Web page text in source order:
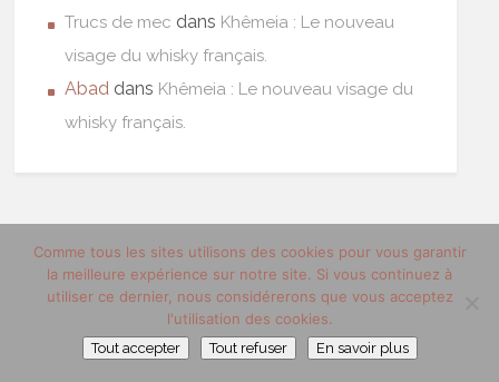
Trucs de mec dans Khêmeia : Le nouveau
visage du whisky français.
Abad dans Khêmeia : Le nouveau visage du
whisky français.
Comme tous les sites utilisons des cookies pour vous garantir
la meilleure expérience sur notre site. Si vous continuez à
utiliser ce dernier, nous considérerons que vous acceptez
l'utilisation des cookies.
Tout accepter Tout refuser En savoir plus